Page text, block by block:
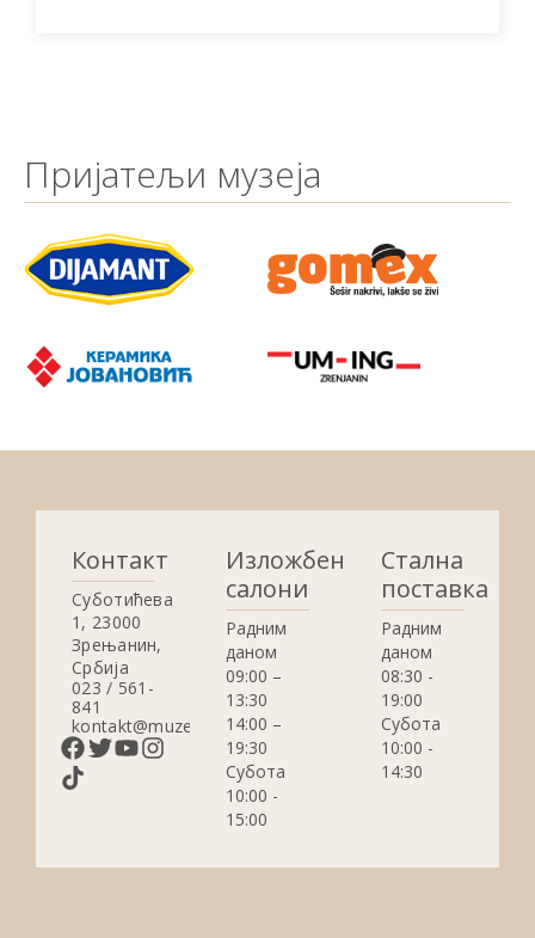
Пријатељи музеја
Контакт
Суботићева
1, 23000
Зрењанин,
Србија
023 / 561-
841
kontakt@muzejzrenjanin.org.rs
Изложбени
салони
Радним
даном
09:00 –
13:30
14:00 –
19:30
Субота
10:00 -
15:00
Стална
поставка
Радним
даном
08:30 -
19:00
Субота
10:00 -
14:30